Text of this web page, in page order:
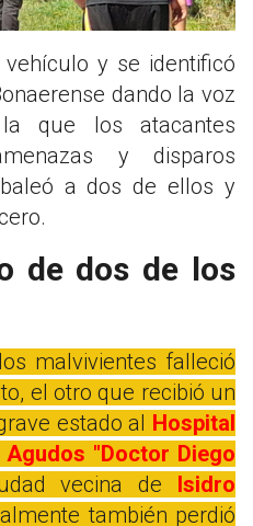
y se identificó
dando la voz
que los atacantes
y disparos
a dos de ellos y
de dos de los
malvivientes falleció
el otro que recibió un
estado al Hospital
"Doctor Diego
vecina de Isidro
también perdió